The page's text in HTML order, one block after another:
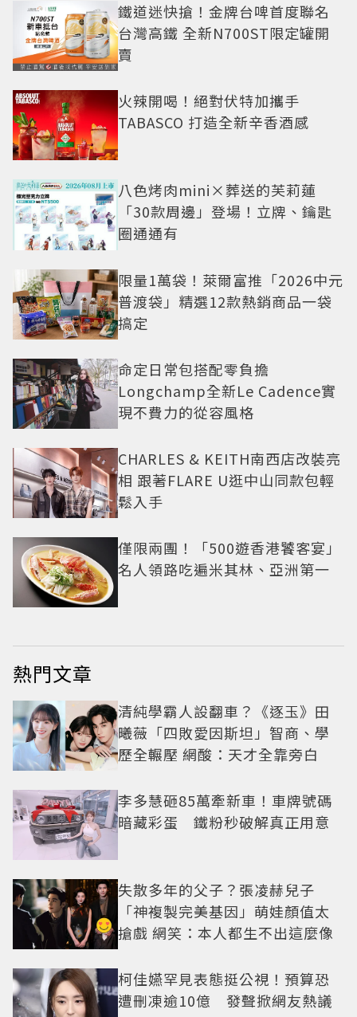
鐵道迷快搶！金牌台啤首度聯名
台灣高鐵 全新N700ST限定罐開
賣
火辣開喝！絕對伏特加攜手
TABASCO 打造全新辛香酒感
八色烤肉mini×葬送的芙莉蓮
「30款周邊」登場！立牌、鑰匙
圈通通有
限量1萬袋！萊爾富推「2026中元
普渡袋」精選12款熱銷商品一袋
搞定
命定日常包搭配零負擔
Longchamp全新Le Cadence實
現不費力的從容風格
CHARLES & KEITH南西店改裝亮
相 跟著FLARE U逛中山同款包輕
鬆入手
僅限兩團！「500遊香港饕客宴」
名人領路吃遍米其林、亞洲第一
熱門文章
清純學霸人設翻車？《逐玉》田
曦薇「四敗愛因斯坦」智商、學
歷全輾壓 網酸：天才全靠旁白
李多慧砸85萬牽新車！車牌號碼
暗藏彩蛋 鐵粉秒破解真正用意
失散多年的父子？張凌赫兒子
「神複製完美基因」萌娃顏值太
搶戲 網笑：本人都生不出這麼像
柯佳嬿罕見表態挺公視！預算恐
遭刪凍逾10億 發聲掀網友熱議